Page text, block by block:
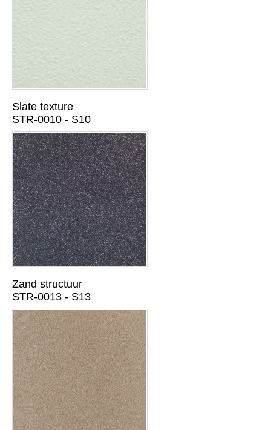
Slate texture
STR-0010 - S10
Zand structuur
STR-0013 - S13